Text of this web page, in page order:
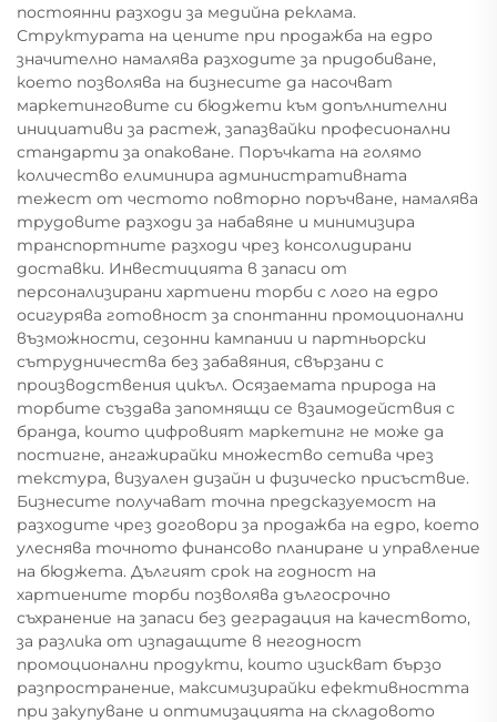
постоянни разходи за медийна реклама.
Структурата на цените при продажба на едро
значително намалява разходите за придобиване,
което позволява на бизнесите да насочват
маркетинговите си бюджети към допълнителни
инициативи за растеж, запазвайки професионални
стандарти за опаковане. Поръчката на голямо
количество елиминира административната
тежест от честото повторно поръчване, намалява
трудовите разходи за набавяне и минимизира
транспортните разходи чрез консолидирани
доставки. Инвестицията в запаси от
персонализирани хартиени торби с лого на едро
осигурява готовност за спонтанни промоционални
възможности, сезонни кампании и партньорски
сътрудничества без забавяния, свързани с
производствения цикъл. Осязаемата природа на
торбите създава запомнящи се взаимодействия с
бранда, които цифровият маркетинг не може да
постигне, ангажирайки множество сетива чрез
текстура, визуален дизайн и физическо присъствие.
Бизнесите получават точна предсказуемост на
разходите чрез договори за продажба на едро, което
улеснява точното финансово планиране и управление
на бюджета. Дългият срок на годност на
хартиените торби позволява дългосрочно
съхранение на запаси без деградация на качеството,
за разлика от изпадащите в негодност
промоционални продукти, които изискват бързо
разпространение, максимизирайки ефективността
при закупуване и оптимизацията на складовото